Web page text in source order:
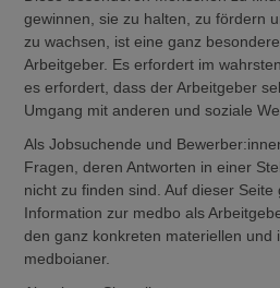
gewinnen, sie zu halten, zu fördern
zu wachsen, ist eine ganz
Arbeitgeber. Es erfordert im
es erfordert, dass der Arbeitgeber
Umgang mit anderen und soziale
Als Jobsuchende und
Fragen, deren Antworten in einer
nicht zu finden sind. Auf dieser
Information zur medbo als
den ganz konkreten materiellen und
medboianer.